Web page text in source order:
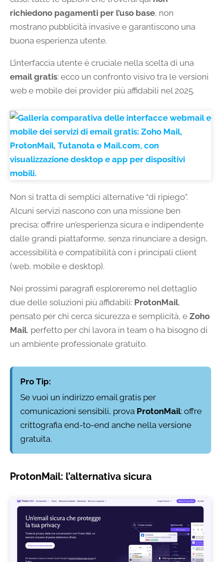
richiedono pagamenti per l’uso base, non
mostrano pubblicità invasive e garantiscono una
buona esperienza utente.
L’interfaccia utente è cruciale nella scelta di una
email gratis: ecco un confronto visivo tra le versioni
web e mobile dei provider più affidabili nel 2025.
Non si tratta di semplici alternative “di ripiego”.
Alcuni servizi nascono con una missione ben
precisa: offrire un’esperienza sicura e indipendente
dalle grandi piattaforme, senza rinunciare a design,
accessibilità e compatibilità con i principali client
(web, mobile e desktop).
Nei prossimi paragrafi esploreremo nel dettaglio
due delle soluzioni più affidabili: ProtonMail,
pensato per chi cerca sicurezza e semplicità, e Zoho
Mail, perfetto per chi lavora in team o ha bisogno di
un ambiente professionale gratuito.
Pro Tip:
Se vuoi un indirizzo email gratis per
comunicazioni sensibili, prova ProtonMail: offre
crittografia end-to-end anche nella versione
gratuita.
ProtonMail: l’alternativa sicura